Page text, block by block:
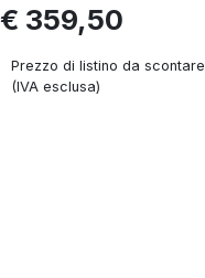
€ 359,50
Prezzo di listino da scontare
(IVA esclusa)